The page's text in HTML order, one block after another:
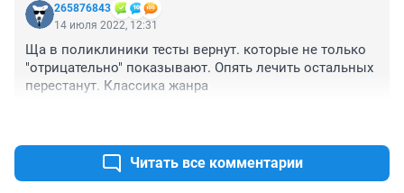
265876843
14 июля 2022, 12:31
Ща в поликлиники тесты вернут. которые не только
"отрицательно" показывают. Опять лечить остальных
перестанут. Классика жанра
Читать все комментарии